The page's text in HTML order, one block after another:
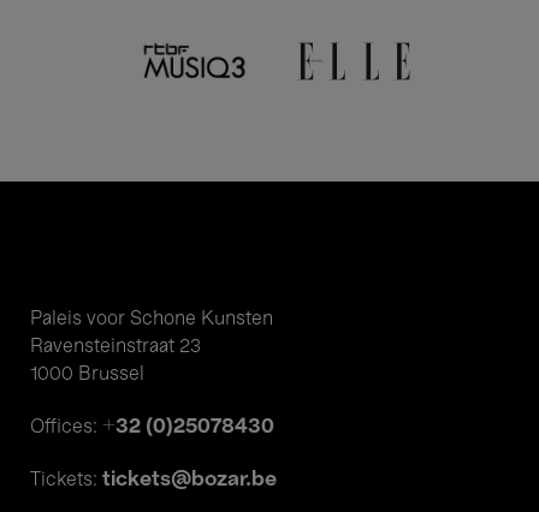
Paleis voor Schone Kunsten
Ravensteinstraat 23
1000 Brussel
Offices: +32 (0)25078430
Tickets: tickets@bozar.be